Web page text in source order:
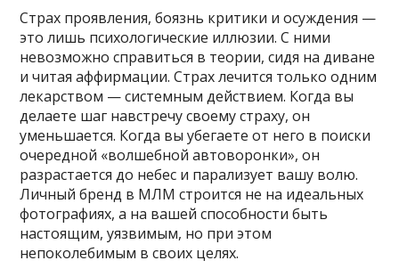
Страх проявления, боязнь критики и осуждения —
это лишь психологические иллюзии. С ними
невозможно справиться в теории, сидя на диване
и читая аффирмации. Страх лечится только одним
лекарством — системным действием. Когда вы
делаете шаг навстречу своему страху, он
уменьшается. Когда вы убегаете от него в поиски
очередной «волшебной автоворонки», он
разрастается до небес и парализует вашу волю.
Личный бренд в МЛМ строится не на идеальных
фотографиях, а на вашей способности быть
настоящим, уязвимым, но при этом
непоколебимым в своих целях.